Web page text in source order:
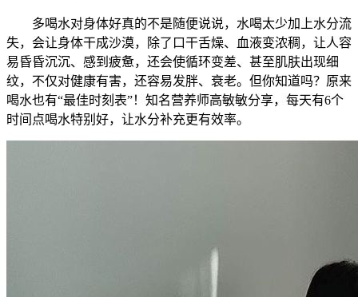
多喝水对身体好真的不是随便说说，水喝太少加上水分流
失，会让身体干成沙漠，除了口干舌燥、血液变浓稠，让人容
易昏昏沉沉、感到疲惫，还会使循环变差、甚至肌肤出现细
纹，不仅对健康有害，还容易发胖、衰老。但你知道吗？原来
喝水也有“最佳时刻表”！知名营养师高敏敏分享，每天有6个
时间点喝水特别好，让水分补充更有效率。